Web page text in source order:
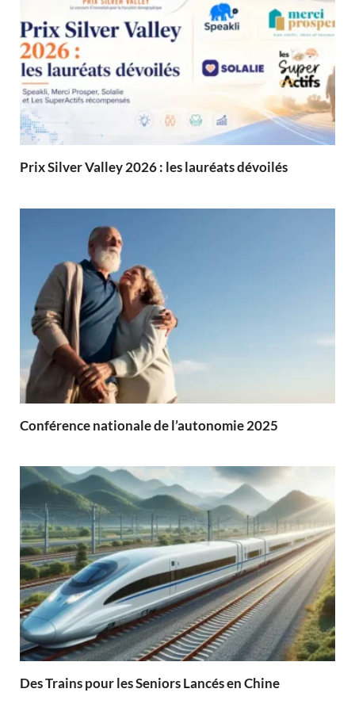
Prix Silver Valley 2026 : les lauréats dévoilés
Conférence nationale de l’autonomie 2025
Des Trains pour les Seniors Lancés en Chine